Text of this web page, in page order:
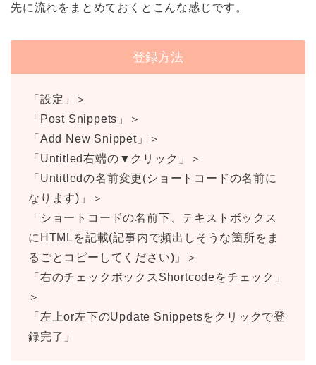
先に流れをまとめておくとこんな感じです。
登録方法
「設定」＞
「Post Snippets」＞
「Add New Snippet」＞
「Untitled右端の▼クリック」＞
「Untitledの名前変更(ショートコードの名前に
なります)」＞
「ショートコードの名前下、テキストボックス
にHTMLを記載(記事内で頻出しそうな箇所をま
るごとコピーしてください)」＞
「右のチェックボックスShortcodeをチェック」
＞
「左上or左下のUpdate Snippetsをクリックで登
録完了」